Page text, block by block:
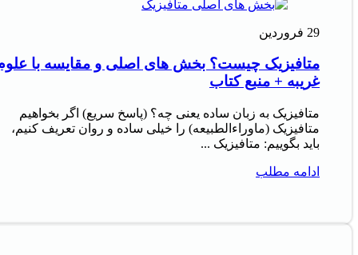
29 فروردین
متافیزیک چیست؟ بخش های اصلی و مقایسه با
غریبه + منبع کتاب
متافیزیک به زبان ساده یعنی چه؟ (پاسخ سریع) اگر بخواهیم
متافیزیک (ماوراءالطبیعه) را خیلی ساده و روان تعریف کنیم،
باید بگوییم: متافیزیک ...
ادامه مطلب